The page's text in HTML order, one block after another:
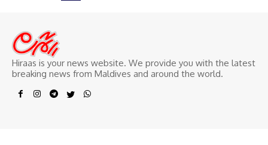
Hiraas is your news website. We provide you with the latest
breaking news from Maldives and around the world.